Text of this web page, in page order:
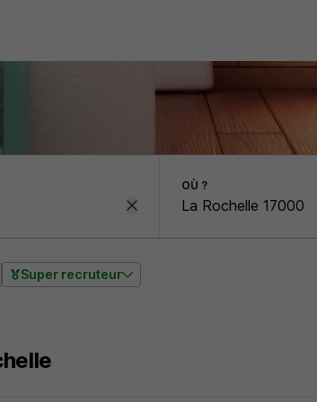
OÙ ?
Super recruteur